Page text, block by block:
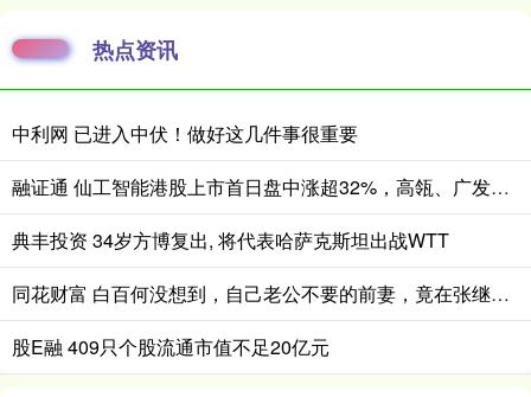
热点资讯
中利网 已进入中伏！做好这几件事很重要
融证通 仙工智能港股上市首日盘中涨超32%，高瓴、广发基金等明星资本加持
典丰投资 34岁方博复出, 将代表哈萨克斯坦出战WTT
同花财富 白百何没想到，自己老公不要的前妻，竟在张继科手里闪闪发光_张思麟_张蕊_婚姻
股E融 409只个股流通市值不足20亿元